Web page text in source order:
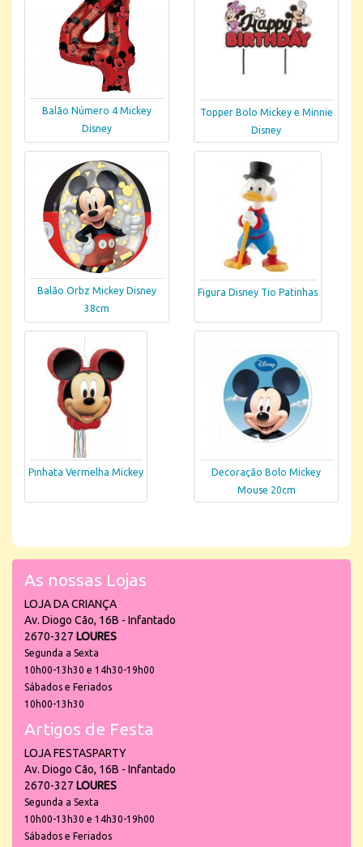
Balão Número 4 Mickey
Disney
Topper Bolo Mickey e Minnie
Disney
Balão Orbz Mickey Disney
38cm
Figura Disney Tio Patinhas
Pinhata Vermelha Mickey
Decoração Bolo Mickey
Mouse 20cm
As nossas Lojas
LOJA DA CRIANÇA
Av. Diogo Cão, 16B - Infantado
2670-327 LOURES
Segunda a Sexta
10h00-13h30 e 14h30-19h00
Sábados e Feriados
10h00-13h30
Artigos de Festa
LOJA FESTASPARTY
Av. Diogo Cão, 16B - Infantado
2670-327 LOURES
Segunda a Sexta
10h00-13h30 e 14h30-19h00
Sábados e Feriados